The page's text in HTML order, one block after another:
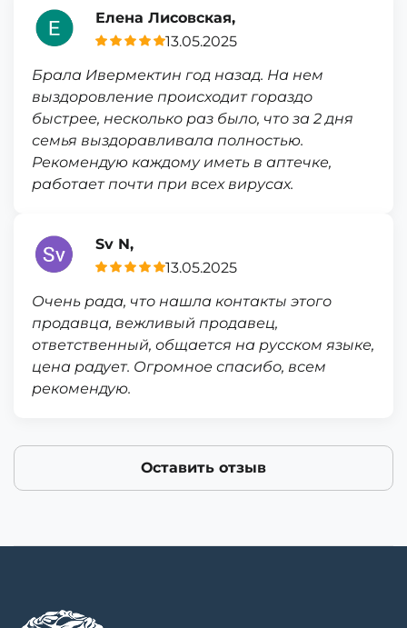
Елена Лисовская,
13.05.2025
Брала Ивермектин год назад. На нем
выздоровление происходит гораздо
быстрее, несколько раз было, что за 2 дня
семья выздоравливала полностью.
Рекомендую каждому иметь в аптечке,
работает почти при всех вирусах.
Sv N,
13.05.2025
Очень рада, что нашла контакты этого
продавца, вежливый продавец,
ответственный, общается на русском языке,
цена радует. Огромное спасибо, всем
рекомендую.
Оставить отзыв